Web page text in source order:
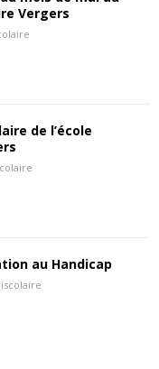
Vergers
de l’école
au Handicap